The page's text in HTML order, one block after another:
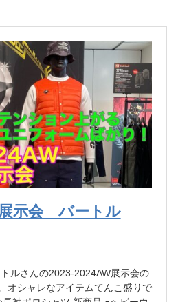
示会 バートル
ルさんの2023-2024AW展示会の
オシャレなアイテムてんこ盛りで